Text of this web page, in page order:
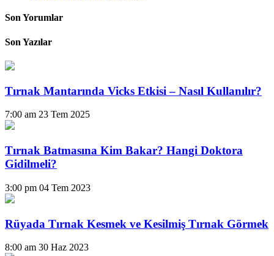
Son Yorumlar
Son Yazılar
Tırnak Mantarında Vicks Etkisi – Nasıl Kullanılır?
7:00 am 23 Tem 2025
Tırnak Batmasına Kim Bakar? Hangi Doktora
Gidilmeli?
3:00 pm 04 Tem 2023
Rüyada Tırnak Kesmek ve Kesilmiş Tırnak Görmek
8:00 am 30 Haz 2023